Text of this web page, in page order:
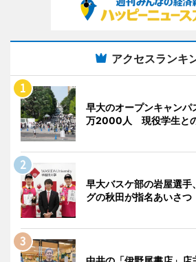
アクセスランキ
早大のオープンキャンパ
万2000人 現役学生と
早大バスケ部の岩屋選手
グの秋田が指名あいさ